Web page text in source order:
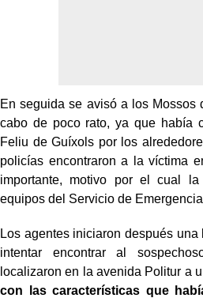
En seguida se avisó a los Mossos
cabo de poco rato, ya que había
Feliu de Guíxols por los
policías encontraron a la víctima
importante, motivo por el cual
equipos del Servicio de
Los agentes iniciaron después
intentar encontrar al
localizaron en la avenida Politur a
con las características que